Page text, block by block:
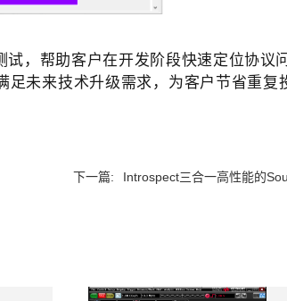
，帮助客户在开发阶段快速定位协议
未来技术升级需求，为客户节省重复
下一篇: Introspect三合一高性能的